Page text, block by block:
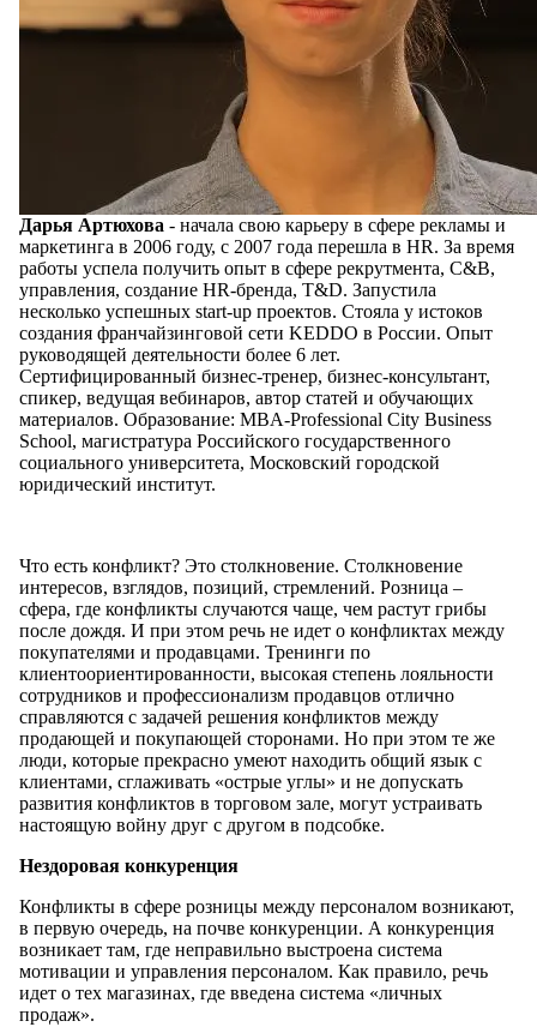
Дарья Артюхова - начала свою карьеру в сфере рекламы и
маркетинга в 2006 году, с 2007 года перешла в HR. За время
работы успела получить опыт в сфере рекрутмента, C&B,
управления, создание HR-бренда, T&D. Запустила
несколько успешных start-up проектов. Стояла у истоков
создания франчайзинговой сети KEDDO в России. Опыт
руководящей деятельности более 6 лет.
Сертифицированный бизнес-тренер, бизнес-консультант,
спикер, ведущая вебинаров, автор статей и обучающих
материалов. Образование: MBA-Professional City Business
School, магистратура Российского государственного
социального университета, Московский городской
юридический институт.
Что есть конфликт? Это столкновение. Столкновение
интересов, взглядов, позиций, стремлений. Розница –
сфера, где конфликты случаются чаще, чем растут грибы
после дождя. И при этом речь не идет о конфликтах между
покупателями и продавцами. Тренинги по
клиентоориентированности, высокая степень лояльности
сотрудников и профессионализм продавцов отлично
справляются с задачей решения конфликтов между
продающей и покупающей сторонами. Но при этом те же
люди, которые прекрасно умеют находить общий язык с
клиентами, сглаживать «острые углы» и не допускать
развития конфликтов в торговом зале, могут устраивать
настоящую войну друг с другом в подсобке.
Нездоровая конкуренция
Конфликты в сфере розницы между персоналом возникают,
в первую очередь, на почве конкуренции. А конкуренция
возникает там, где неправильно выстроена система
мотивации и управления персоналом. Как правило, речь
идет о тех магазинах, где введена система «личных
продаж».